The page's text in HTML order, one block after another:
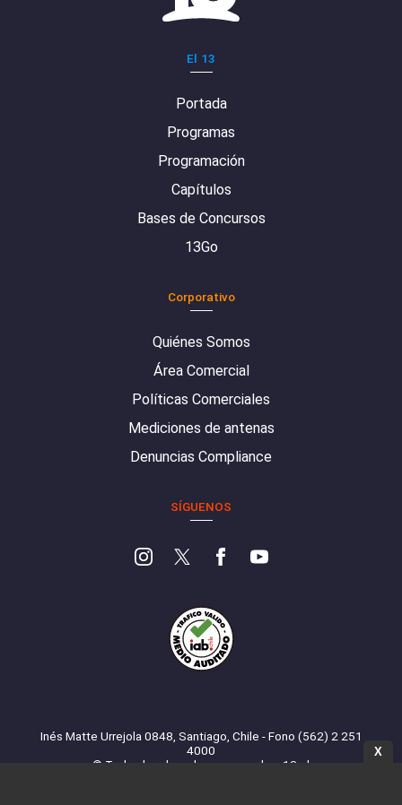
El 13
Portada
Programas
Programación
Capítulos
Bases de Concursos
13Go
Corporativo
Quiénes Somos
Área Comercial
Políticas Comerciales
Mediciones de antenas
Denuncias Compliance
SÍGUENOS
Inés Matte Urrejola 0848, Santiago, Chile - Fono (562) 2 251
4000
© Todos los derechos reservados. 13.cl
X